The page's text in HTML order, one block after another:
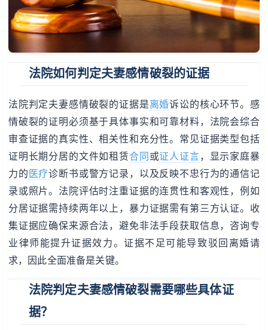
法院如何判定夫妻感情破裂的证据
法院判定夫妻感情破裂的证据是离婚诉讼的核心环节。感
情破裂的证明必须基于具体事实和可靠材料，法院会综合
审查证据的真实性、相关性和充分性。常见证据类型包括
证明长期分居的文件如租赁合同或证人证言，显示家庭暴
力的医疗诊断书或警方记录，以及反映不忠行为的通信记
录或照片。法院评估时注重证据的连贯性和客观性，例如
分居证据需持续两年以上，暴力证据需有第三方认证。收
集证据应确保来源合法，避免非法手段获取信息，咨询专
业律师能提升证据效力。证据不足可能导致驳回离婚请
求，因此全面准备是关键。
法院判定夫妻感情破裂需要哪些具体证
据？